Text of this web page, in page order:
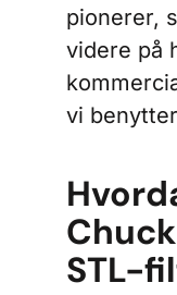
pionerer,
videre på
vi
STL-